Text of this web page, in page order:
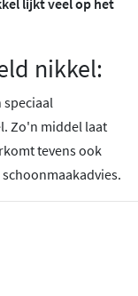
nikkel:
Zo'n middel laat
tevens ook